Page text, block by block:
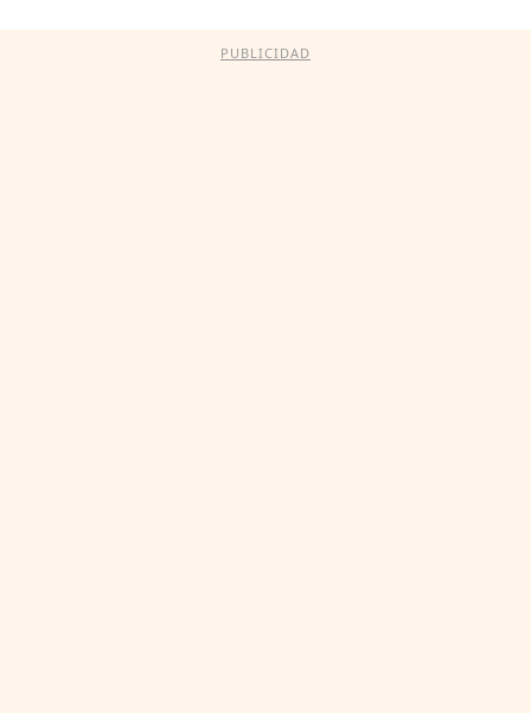
PUBLICIDAD